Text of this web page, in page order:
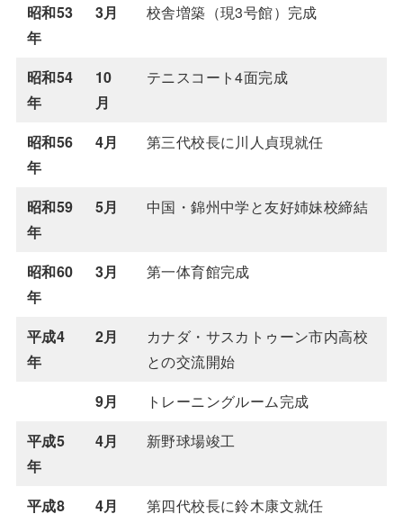
昭和53
年
3月 校舎増築（現3号館）完成
昭和54
年
10
月
テニスコート4面完成
昭和56
年
4月 第三代校長に川人貞現就任
昭和59
年
5月 中国・錦州中学と友好姉妹校締結
昭和60
年
3月 第一体育館完成
平成4
年
2月
カナダ・サスカトゥーン市内高校
との交流開始
9月
トレーニングルーム完成
平成5
年
4月 新野球場竣工
平成8
4月 第四代校長に鈴木康文就任